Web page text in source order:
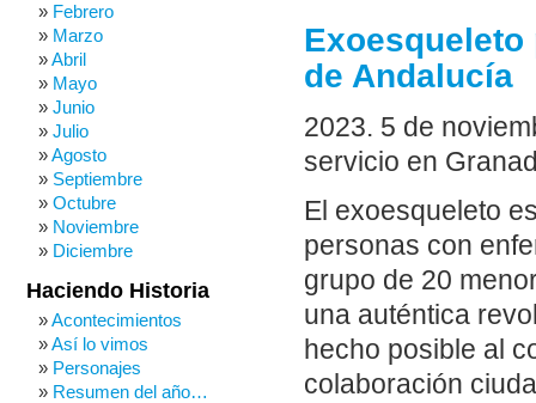
de Andalucía
2023. 5 de
servicio en
El exoesqueleto
personas con
grupo de 20
una auténtica
hecho posible al
colaboración
Febrero
Marzo
Abril
Mayo
Junio
Julio
Agosto
Septiembre
Octubre
Noviembre
Diciembre
Haciendo Historia
Acontecimientos
Así lo vimos
Personajes
Resumen del año…